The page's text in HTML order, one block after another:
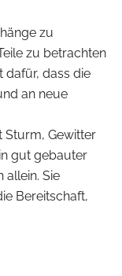
zu
zu betrachten
dafür, dass die
an neue
Sturm, Gewitter
gut gebauter
allein. Sie
Bereitschaft,